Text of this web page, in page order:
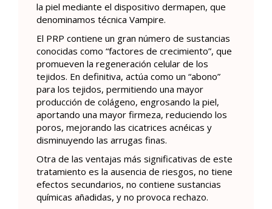
la piel mediante el dispositivo dermapen, que
denominamos técnica Vampire.
El PRP contiene un gran número de sustancias
conocidas como “factores de crecimiento”, que
promueven la regeneración celular de los
tejidos. En definitiva, actúa como un “abono”
para los tejidos, permitiendo una mayor
producción de colágeno, engrosando la piel,
aportando una mayor firmeza, reduciendo los
poros, mejorando las cicatrices acnéicas y
disminuyendo las arrugas finas.
Otra de las ventajas más significativas de este
tratamiento es la ausencia de riesgos, no tiene
efectos secundarios, no contiene sustancias
químicas añadidas, y no provoca rechazo.